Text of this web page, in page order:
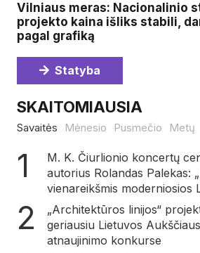
Vilniaus meras: Nacionalinio
projekto kaina išliks stabili,
pagal grafiką
Statyba
SKAITOMIAUSIA
Savaitės Mėnesio Pusmečio Metų
M. K. Čiurlionio koncertų
autorius Rolandas Palekas:
vienareikšmis moderniosios
„Architektūros linijos“
geriausiu Lietuvos
atnaujinimo konkurse